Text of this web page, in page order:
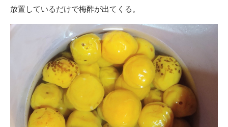
放置しているだけで梅酢が出てくる。